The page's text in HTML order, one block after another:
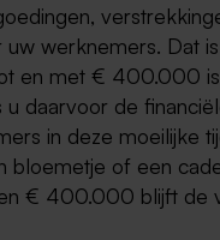
werknemers. Dat
en met € 400.000
u daarvoor de
in deze moeilijke
bloemetje of een
€ 400.000 blijft de